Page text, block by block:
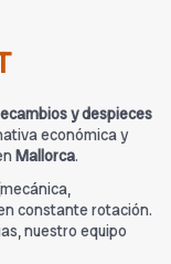
y despieces
económica y
Mallorca.
constante rotación.
nuestro equipo